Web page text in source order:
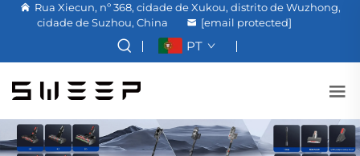
Rua Xiecun, nº 368, cidade de Xukou, distrito de Wuzhong,
cidade de Suzhou, China
[email protected]
PT